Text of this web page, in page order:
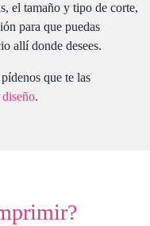
el tamaño y tipo de corte,
para que puedas
allí donde desees.
que te las
.